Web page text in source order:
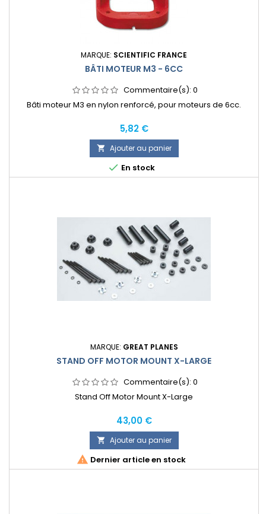
MARQUE: SCIENTIFIC FRANCE
BÂTI MOTEUR M3 - 6CC
Commentaire(s): 0
Bâti moteur M3 en nylon renforcé, pour moteurs de 6cc.
Prix
5,82 €
 Ajouter au panier
 En stock
MARQUE: GREAT PLANES
STAND OFF MOTOR MOUNT X-LARGE
Commentaire(s): 0
Stand Off Motor Mount X-Large
Prix
43,00 €
 Ajouter au panier
 Dernier article en stock